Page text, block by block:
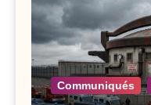
Communiqués